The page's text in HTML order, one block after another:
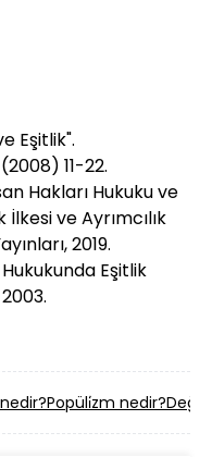
Eşitlik".
11-22.
Hakları Hukuku ve
İlkesi ve Ayrımcılık
2019.
Eşitlik
Popüli̇zm nedir?